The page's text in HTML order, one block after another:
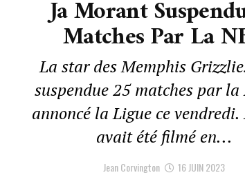
Ja Morant
Matches Par La
La star des Memphis
suspendue 25 matches par la
annoncé la Ligue ce
avait été filmé en...
Jean Corvington 16 JUIN 2023